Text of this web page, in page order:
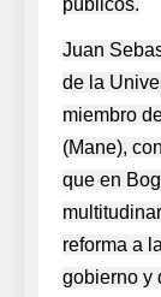
públicos.
Juan
de la
miembro
(Mane),
que en
reforma a
gobierno y